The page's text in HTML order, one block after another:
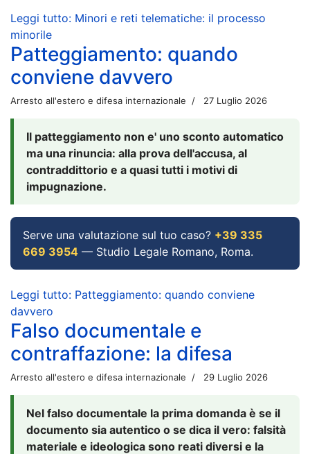
Leggi tutto: Minori e reti telematiche: il processo
minorile
Patteggiamento: quando
conviene davvero
Arresto all'estero e difesa internazionale 27 Luglio 2026
Il patteggiamento non e' uno sconto automatico
ma una rinuncia: alla prova dell'accusa, al
contraddittorio e a quasi tutti i motivi di
impugnazione.
Serve una valutazione sul tuo caso? +39 335
669 3954 — Studio Legale Romano, Roma.
Leggi tutto: Patteggiamento: quando conviene
davvero
Falso documentale e
contraffazione: la difesa
Arresto all'estero e difesa internazionale 29 Luglio 2026
Nel falso documentale la prima domanda è se il
documento sia autentico o se dica il vero: falsità
materiale e ideologica sono reati diversi e la